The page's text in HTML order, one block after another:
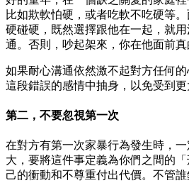
比如欺軟怕硬，或者吃軟不吃硬等
硬碰硬，既然選擇跟他在一起，就
通。否則，吵起架來，你在他面前真
如果耐心溝通依然激不起對方任何
這段錯誤的感情中抽身，以免受到更
第二，不要忽視第一次
在對方有第一次家暴行為發生時，
大，要將這件事定義為你們之間的
己的衝動和不尊重付出代價。不管